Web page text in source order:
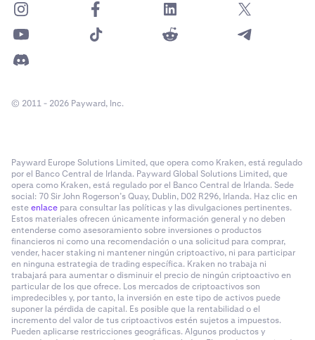
© 2011 - 2026 Payward, Inc.
Payward Europe Solutions Limited, que opera como Kraken, está regulado
por el Banco Central de Irlanda. Payward Global Solutions Limited, que
opera como Kraken, está regulado por el Banco Central de Irlanda. Sede
social: 70 Sir John Rogerson’s Quay, Dublin, D02 R296, Irlanda. Haz clic en
esteenlace para consultar las políticas y las divulgaciones pertinentes.
Estos materiales ofrecen únicamente información general y no deben
entenderse como asesoramiento sobre inversiones o productos
financieros ni como una recomendación o una solicitud para comprar,
vender, hacer staking ni mantener ningún criptoactivo, ni para participar
en ninguna estrategia de trading específica. Kraken no trabaja ni
trabajará para aumentar o disminuir el precio de ningún criptoactivo en
particular de los que ofrece. Los mercados de criptoactivos son
impredecibles y, por tanto, la inversión en este tipo de activos puede
suponer la pérdida de capital. Es posible que la rentabilidad o el
incremento del valor de tus criptoactivos estén sujetos a impuestos.
Pueden aplicarse restricciones geográficas. Algunos productos y